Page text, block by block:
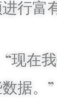
行富
现在
据。”